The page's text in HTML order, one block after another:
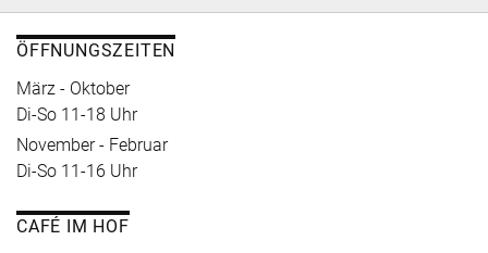
ÖFFNUNGSZEITEN
März - Oktober
Di-So 11-18 Uhr
November - Februar
Di-So 11-16 Uhr
CAFÉ IM HOF